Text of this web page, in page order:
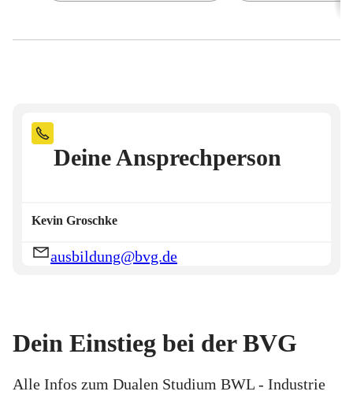
Deine Ansprechperson
Kevin Groschke
ausbildung@bvg.de
Dein Einstieg bei der BVG
Alle Infos zum Dualen Studium BWL - Industrie